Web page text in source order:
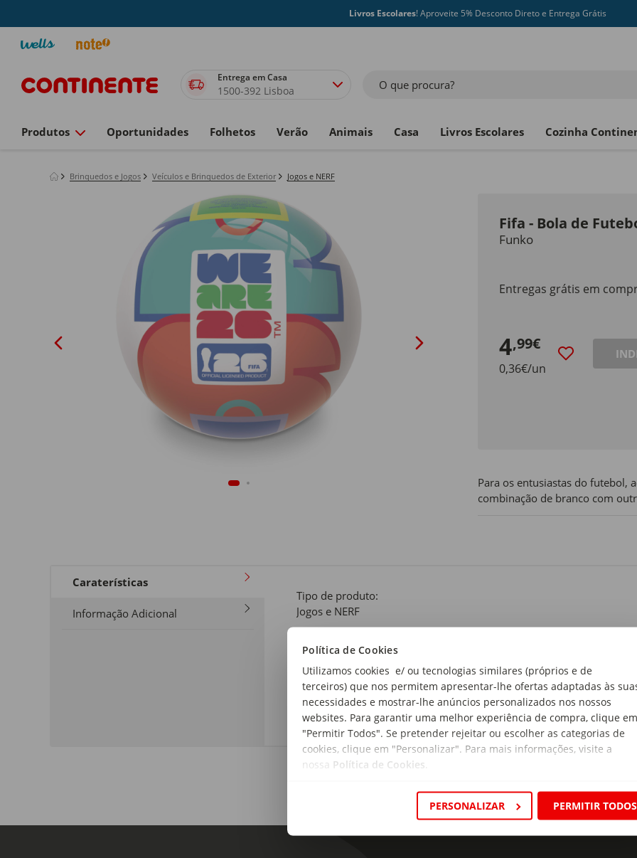
Política de Cookies
Utilizamos cookies e/ ou tecnologias similares (próprios e de
terceiros) que nos permitem apresentar-lhe ofertas adaptadas às
necessidades e mostrar-lhe anúncios personalizados nos nossos
websites. Para garantir uma melhor experiência de compra, clique em
"Permitir Todos". Se pretender rejeitar ou escolher as categorias de
cookies, clique em "Personalizar". Para mais informações, visite a
nossa Política de Cookies
PERSONALIZAR PERMITIR TODOS
Livros Escolares! Aproveite 5% Desconto Direto e Entrega Grátis
Entrega em Casa
1500-392 Lisboa O que procura?
Produtos Oportunidades Folhetos Verão Animais Casa Livros Escolares Cozinha
Brinquedos e Jogos Veículos e Brinquedos de Exterior Jogos e NERF
Fifa - Bola de
Funko
Entregas grátis em
4,99€
0,36€/un
Para os entusiastas do futebol,
combinação de branco com
Caraterísticas
Informação Adicional
Tipo de produto:
Jogos e NERF
+3 Anos
Dimensões:
Diâmetro: 22cm